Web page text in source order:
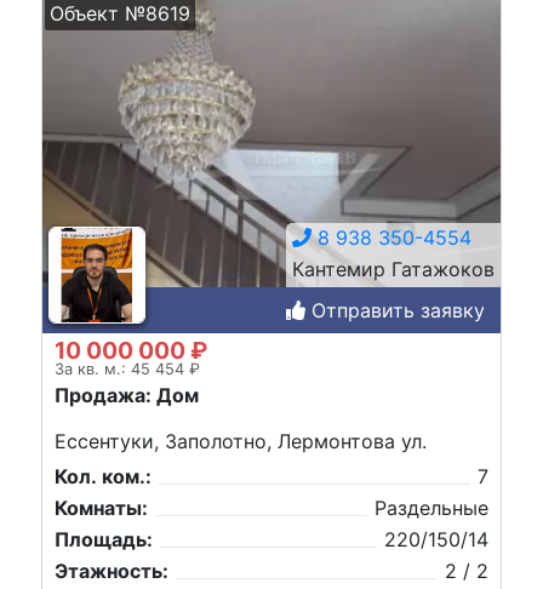
Объект №8619
8 938 350-4554
Кантемир Гатажоков
Отправить заявку
10 000 000 ₽
За кв. м.: 45 454 ₽
Продажа: Дом
Ессентуки, Заполотно, Лермонтова ул.
Кол. ком.:
7
Комнаты:
Раздельные
Площадь:
220/150/14
Этажность:
2 / 2